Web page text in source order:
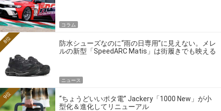
コラム
防水シューズなのに“雨の日専用”に見えない。メレ
ルの新型「SpeedARC Matis」は街履きでも映える
8位
ニュース
“ちょうどいいポタ電” Jackery「1000 New」が小
型化＆進化してリニューアル
9位